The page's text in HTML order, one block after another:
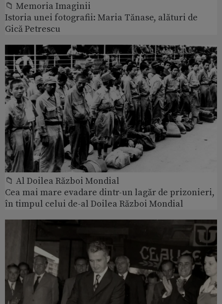
📁 Memoria Imaginii
Istoria unei fotografii: Maria Tănase, alături de
Gică Petrescu
📁 Al Doilea Război Mondial
Cea mai mare evadare dintr-un lagăr de prizonieri,
în timpul celui de-al Doilea Război Mondial